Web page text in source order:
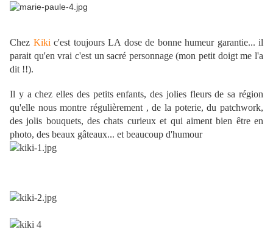
Chez Kiki c'est toujours LA dose de bonne humeur garantie... il
parait qu'en vrai c'est un sacré personnage (mon petit doigt me l'a
dit !!).
Il y a chez elles des petits enfants, des jolies fleurs de sa région
qu'elle nous montre régulièrement , de la poterie, du patchwork,
des jolis bouquets, des chats curieux et qui aiment bien être en
photo, des beaux gâteaux... et beaucoup d'humour